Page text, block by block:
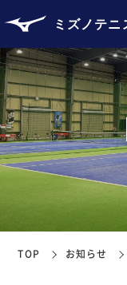
ミズノテニ
TOP お知らせ